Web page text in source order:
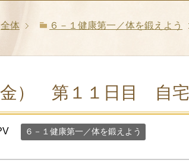
全体 ６－１健康第一／体を鍛えよう
金） 第１１日目 自宅
６－１健康第一／体を鍛えよう